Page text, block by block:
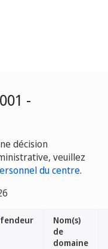
-
décision
veuillez
du centre.
Nom(s)
de
domaine